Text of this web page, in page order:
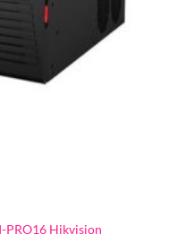
PRO16 Hikvision